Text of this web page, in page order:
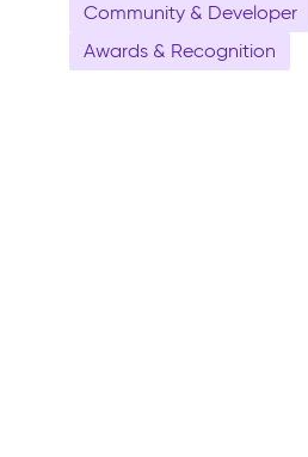
Community & Developer
Awards & Recognition